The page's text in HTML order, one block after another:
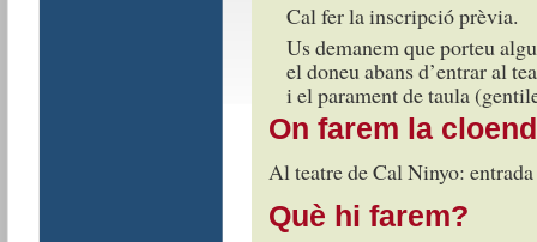
Cal fer la inscripció prèvia.
Us demanem que porteu
el doneu abans d’entrar al
i el parament de taula
On farem la
Al teatre de Cal Ninyo:
Què hi farem?